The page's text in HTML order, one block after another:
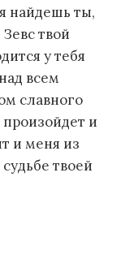
найдешь ты,
твой
у тебя
всем
славного
произойдет и
и меня из
твоей